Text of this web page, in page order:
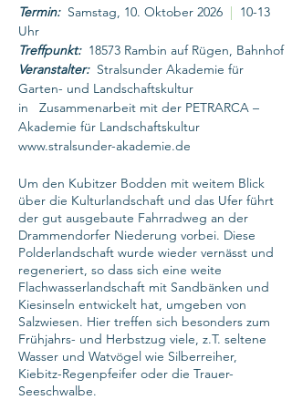
Termin: Samstag, 10. Oktober 2026 | 10-13
Uhr
Treffpunkt: 18573 Rambin auf Rügen, Bahnhof
Veranstalter: Stralsunder Akademie für
Garten- und Landschaftskultur
in Zusammenarbeit mit der PETRARCA –
Akademie für Landschaftskultur
www.stralsunder-akademie.de
Um den Kubitzer Bodden mit weitem Blick
über die Kulturlandschaft und das Ufer führt
der gut ausgebaute Fahrradweg an der
Drammendorfer Niederung vorbei. Diese
Polderlandschaft wurde wieder vernässt und
regeneriert, so dass sich eine weite
Flachwasserlandschaft mit Sandbänken und
Kiesinseln entwickelt hat, umgeben von
Salzwiesen. Hier treffen sich besonders zum
Frühjahrs- und Herbstzug viele, z.T. seltene
Wasser und Watvögel wie Silberreiher,
Kiebitz-Regenpfeifer oder die Trauer-
Seeschwalbe.